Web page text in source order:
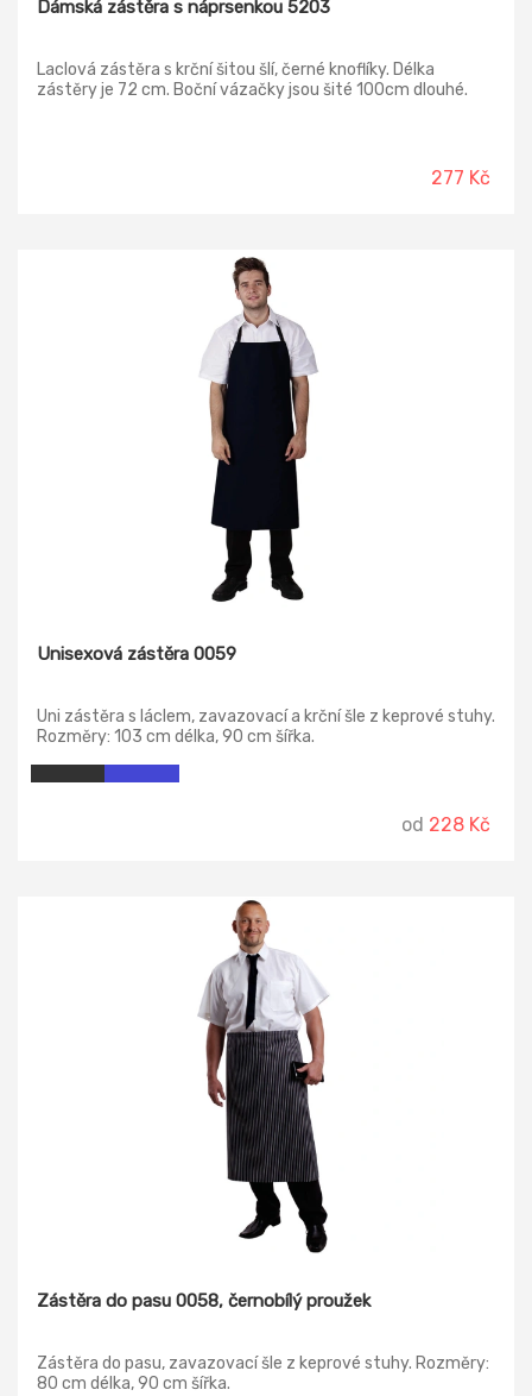
Dámská zástěra s náprsenkou 5203
Laclová zástěra s krční šitou šlí, černé knoflíky. Délka
zástěry je 72 cm. Boční vázačky jsou šité 100cm dlouhé.
277 Kč
Unisexová zástěra 0059
Uni zástěra s láclem, zavazovací a krční šle z keprové stuhy.
Rozměry: 103 cm délka, 90 cm šířka.
od 228 Kč
Zástěra do pasu 0058, černobílý proužek
Zástěra do pasu, zavazovací šle z keprové stuhy. Rozměry:
80 cm délka, 90 cm šířka.